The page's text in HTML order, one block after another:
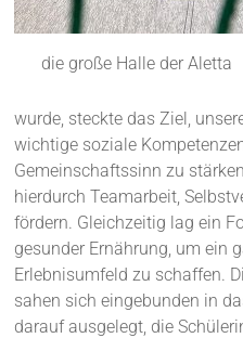
die große Halle der Aletta
wurde, steckte das Ziel,
wichtige soziale
Gemeinschaftssinn zu
hierdurch Teamarbeit,
fördern. Gleichzeitig lag ein
gesunder Ernährung, um ein
Erlebnisumfeld zu schaffen.
sahen sich eingebunden in
darauf ausgelegt, die